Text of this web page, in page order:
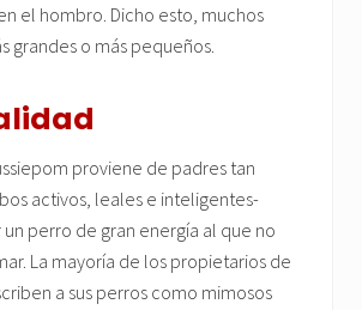
el hombro. Dicho esto, muchos
grandes o más pequeños.
proviene de padres tan
activos, leales e inteligentes-
perro de gran energía al que no
La mayoría de los propietarios de
a sus perros como mimosos